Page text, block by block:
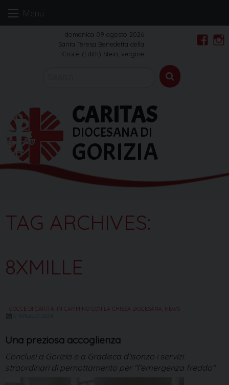
Menu
domenica 09 agosto 2026
Santa Teresa Benedetta della
Croce (Edith) Stein, vergine
CARITAS
DIOCESANA DI
GORIZIA
TAG ARCHIVES:
8XMILLE
GOCCE DI CARITÀ IN CAMMINO CON LA CHIESA DIOCESANA NEWS
9 MAGGIO 2024
Una preziosa accoglienza
Conclusi a Gorizia e a Gradisca d’isonzo i servizi
straordinari di pernottamento per "l’emergenza freddo"